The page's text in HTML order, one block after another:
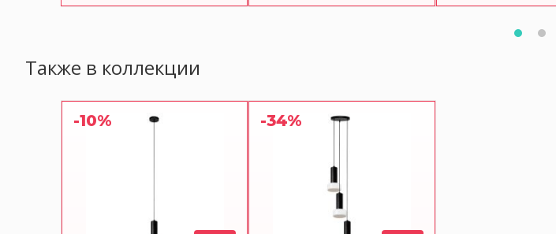
Также в коллекции
-10% -34%